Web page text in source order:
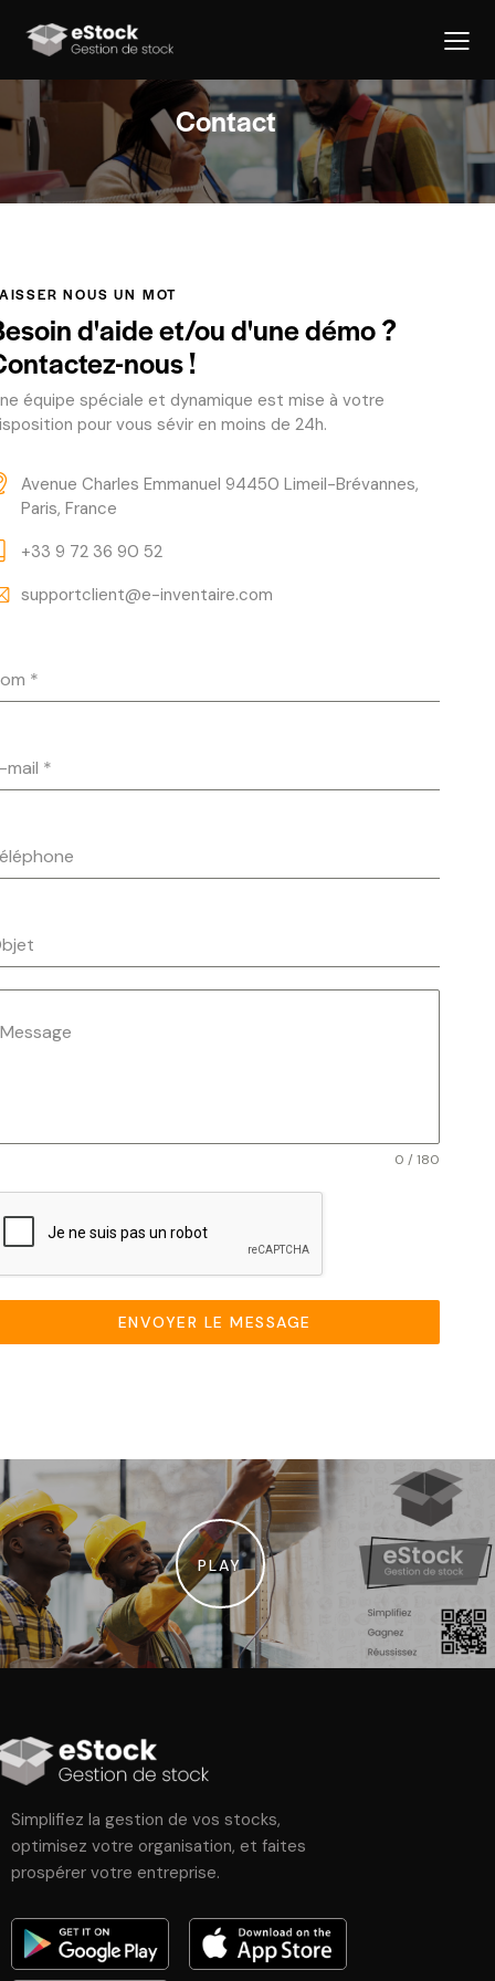
Contact
NOUS UN MOT
d'aide et/ou d'une démo ?
nous !
équipe spéciale et dynamique est mise à votre
pour vous sévir en moins de 24h.
Avenue Charles Emmanuel 94450 Limeil-Brévannes,
Paris, France
+33 9 72 36 90 52
supportclient@e-inventaire.com
*
mail *
Message
0 / 180
ENVOYER LE MESSAGE
PLAY
Simplifiez la gestion de vos stocks,
optimisez votre organisation, et faites
prospérer votre entreprise.